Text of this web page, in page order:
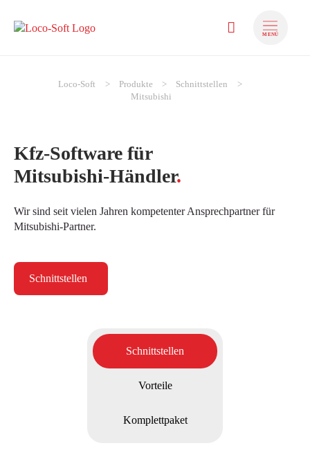
MENÜ
zum Inhalt springen
Loco-Soft Produkte
Schnittstellen
Mitsubishi
Kfz-Software für
Mitsubishi-Händler.
Wir sind seit vielen Jahren kompetenter Ansprechpartner für
Mitsubishi-Partner.
Schnittstellen
Schnittstellen
Vorteile
Komplettpaket